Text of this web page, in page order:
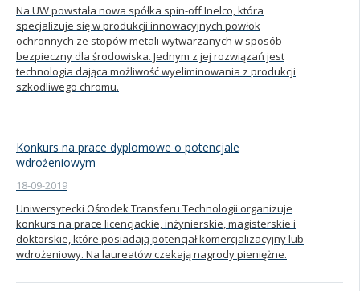
Na UW powstała nowa spółka spin-off Inelco, która
specjalizuje się w produkcji innowacyjnych powłok
ochronnych ze stopów metali wytwarzanych w sposób
bezpieczny dla środowiska. Jednym z jej rozwiązań jest
technologia dająca możliwość wyeliminowania z produkcji
szkodliwego chromu.
Konkurs na prace dyplomowe o potencjale
wdrożeniowym
18-09-2019
Uniwersytecki Ośrodek Transferu Technologii organizuje
konkurs na prace licencjackie, inżynierskie, magisterskie i
doktorskie, które posiadają potencjał komercjalizacyjny lub
wdrożeniowy. Na laureatów czekają nagrody pieniężne.